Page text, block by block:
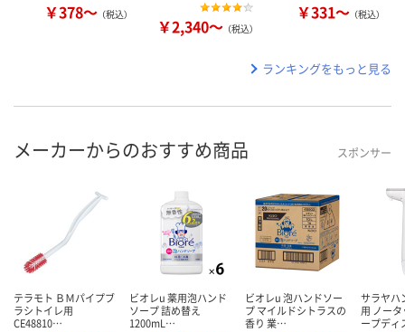
￥378～ （税込）
￥2,340～ （税込）
￥331～ （税込）
ランキングをもっと見る
メーカーからのおすすめ商品 スポンサー
テラモト ＢＭパイプブ
ラシトイレ用
CE48810…
ビオレu 薬用泡ハンド
ソープ 詰め替え
1200mL…
ビオレu 泡ハンドソー
プ マイルドシトラスの
香り 業…
サラヤハ
用 ノー
ープデ